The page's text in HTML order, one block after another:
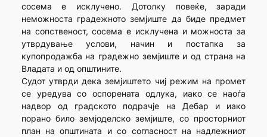
сосема е исклучено. Дотолку повеќе, заради
неможноста градежното земјиште да биде предмет
на сопственост, сосема е исклучена и можноста за
утврдување услови, начин и постапка за
купопродажба на градежно земјиште и од страна на
Владата и од општините.
Судот утврди дека земјиштето чиј режим на промет
се уредува со оспорената одлука, иако се наоѓа
надвор од градското подрачје на Дебар и иако
порано било земјоделско земјиште, со просторниот
план на општината и со согласност на надлежниот